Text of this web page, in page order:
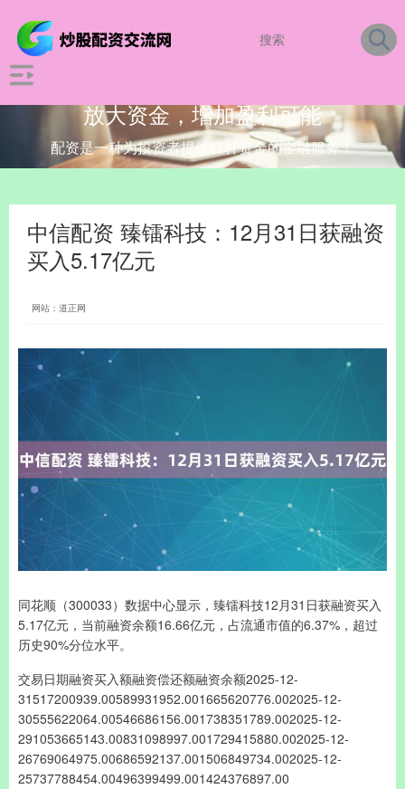
放大资金，增加盈利可能
配资是一种为投资者提供杠杆资金的金融服务！
中信配资 臻镭科技：12月31日获融资
买入5.17亿元
网站：道正网
同花顺（300033）数据中心显示，臻镭科技12月31日获融资买入
5.17亿元，当前融资余额16.66亿元，占流通市值的6.37%，超过
历史90%分位水平。
交易日期融资买入额融资偿还额融资余额2025-12-
31517200939.00589931952.001665620776.002025-12-
30555622064.00546686156.001738351789.002025-12-
291053665143.00831098997.001729415880.002025-12-
26769064975.00686592137.001506849734.002025-12-
25737788454.00496399499.001424376897.00